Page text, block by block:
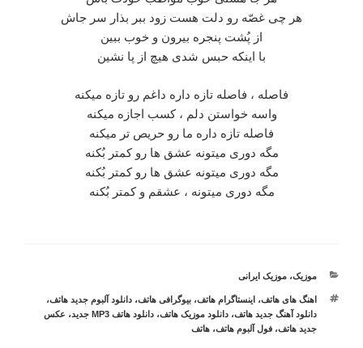
هر چی غصّه رو دلت هست زود ببر بذار سر جاش
از پُشت پنجره بیرون و خوب ببین
با اینکه حبس شدی هیچ از پا نشین
فاصله ، فاصله تازه داره داغم رو تازه میکنه
واسه خواستن دلم ، کسب اجازه میکنه
فاصله تازه داره ما رو حریص تر میکنه
مگه دوری میتونه عشق ها رو کمتر بُکنه
مگه دوری میتونه عشق ها رو کمتر بُکنه
مگه دوری میتونه ، عشقم و کمتر بُکنه
دسته‌ها
موزیک،موزیک ایرانی
برچسب‌ها
اهنگ های هاتف، اینستاگرام هاتف،بیوگرافی هاتف،دانلود آلبوم جدید هاتف،
دانلود آهنگ جدید هاتف،دانلود موزیک هاتف،دانلود هاتف MP3 جدید ، عکس
جدید هاتف،فول آلبوم هاتف،هاتف